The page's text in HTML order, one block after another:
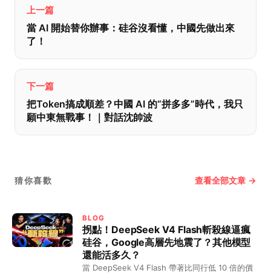
上一篇
當 AI 開始替你辦事：硅谷沒看懂，中國先做出來
了！
下一篇
把Token搞成順差？中國 AI 的“拼多多”時代，我只
願中東無戰事！｜對話沈帥波
猜你喜歡 查看全部文章 →
BLOG
拐點！DeepSeek V4 Flash斬殺線逼瘋
硅谷，Google高層先地震了？其他模型
還能活多久？
當 DeepSeek V4 Flash 帶著比同行低 10 倍的價